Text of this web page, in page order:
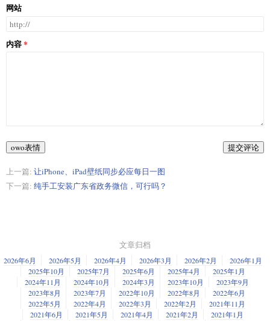
网站
内容
owo表情 提交评论
上一篇: 让iPhone、iPad壁纸同步必应每日一图
下一篇: 纯手工安装广东省政务微信，可行吗？
文章归档
2026年6月 2026年5月 2026年4月 2026年3月 2026年2月
2026年1月
2025年10月
2025年7月 2025年6月 2025年4月
2025年1月
2024年11月
2024年10月 2024年3月 2023年10月
2023年9月
2023年8月
2023年7月 2022年10月 2022年8月
2022年6月
2022年5月
2022年4月 2022年3月 2022年2月
2021年11月
2021年6月
2021年5月 2021年4月 2021年2月
2021年1月